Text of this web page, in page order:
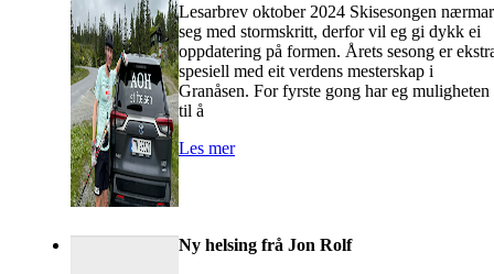
Lesarbrev oktober 2024 Skisesongen nærmar
seg med stormskritt, derfor vil eg gi dykk ei
oppdatering på formen. Årets sesong er
spesiell med eit verdens mesterskap i
Granåsen. For fyrste gong har eg muligheten
til å
Les mer
Ny helsing frå Jon Rolf